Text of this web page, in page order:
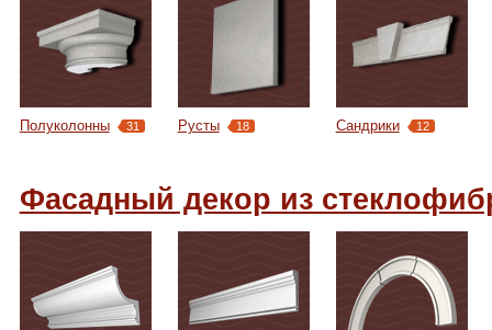
Полуколонны 31 Русты 18 Сандрики 12
Фасадный декор из